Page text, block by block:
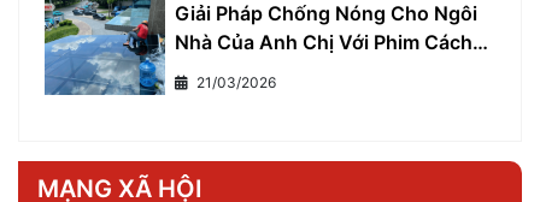
Giải Pháp Chống Nóng Cho Ngôi
Nhà Của Anh Chị Với Phim Cách
Nhiệt Cho Nhà Ở
21/03/2026
MẠNG XÃ HỘI